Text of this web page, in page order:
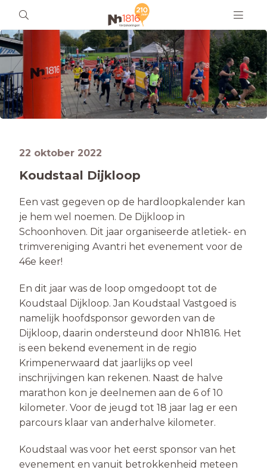
22 oktober 2022
Koudstaal Dijkloop
Een vast gegeven op de hardloopkalender kan
je hem wel noemen. De Dijkloop in
Schoonhoven. Dit jaar organiseerde atletiek- en
trimvereniging Avantri het evenement voor de
46e keer!
En dit jaar was de loop omgedoopt tot de
Koudstaal Dijkloop. Jan Koudstaal Vastgoed is
namelijk hoofdsponsor geworden van de
Dijkloop, daarin ondersteund door Nh1816. Het
is een bekend evenement in de regio
Krimpenerwaard dat jaarlijks op veel
inschrijvingen kan rekenen. Naast de halve
marathon kon je deelnemen aan de 6 of 10
kilometer. Voor de jeugd tot 18 jaar lag er een
parcours klaar van anderhalve kilometer.
Koudstaal was voor het eerst sponsor van het
evenement en vanuit betrokkenheid meteen